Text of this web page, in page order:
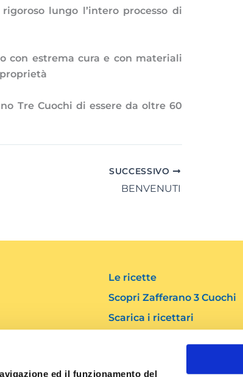
ed il funzionamento del
lungo l’intero processo di
con estrema cura e con materiali
Tre Cuochi di essere da oltre 60
SUCCESSIVO
BENVENUTI
Le ricette
Scopri Zafferano 3 Cuochi
Scarica i ricettari
Social